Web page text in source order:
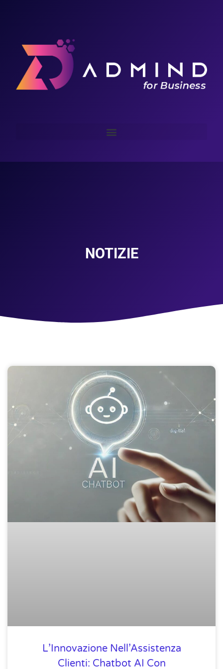
NOTIZIE
L’Innovazione Nell’Assistenza
Clienti: Chatbot AI Con